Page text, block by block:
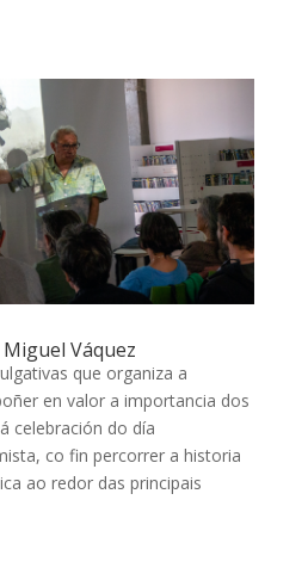
Váquez
que organiza a
en valor a importancia dos
celebración do día
co fin percorrer a historia
ao redor das principais